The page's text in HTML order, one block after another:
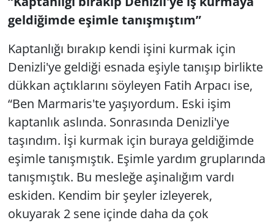
geldiğimde eşimle tanışmıştım”
Kaptanlığı bırakıp kendi işini kurmak için
Denizli'ye geldiği esnada eşiyle tanışıp birlikte
dükkan açtıklarını söyleyen Fatih Arpacı ise,
“Ben Marmaris'te yaşıyordum. Eski işim
kaptanlık aslında. Sonrasında Denizli'ye
taşındım. İşi kurmak için buraya geldiğimde
eşimle tanışmıştık. Eşimle yardım gruplarında
tanışmıştık. Bu mesleğe aşinalığım vardı
eskiden. Kendim bir şeyler izleyerek,
okuyarak 2 sene içinde daha da çok